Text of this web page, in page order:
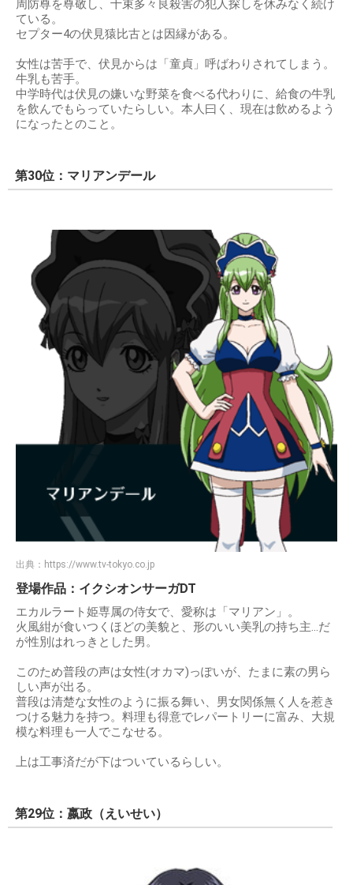
周防尊を尊敬し、十束多々良殺害の犯人探しを休みなく続け
ている。
セプター4の伏見猿比古とは因縁がある。
女性は苦手で、伏見からは「童貞」呼ばわりされてしまう。
牛乳も苦手。
中学時代は伏見の嫌いな野菜を食べる代わりに、給食の牛乳
を飲んでもらっていたらしい。本人曰く、現在は飲めるよう
になったとのこと。
第30位：マリアンデール
出典： https://www.tv-tokyo.co.jp
登場作品：イクシオンサーガDT
エカルラート姫専属の侍女で、愛称は「マリアン」。
火風紺が食いつくほどの美貌と、形のいい美乳の持ち主…だ
が性別はれっきとした男。
このため普段の声は女性(オカマ)っぽいが、たまに素の男ら
しい声が出る。
普段は清楚な女性のように振る舞い、男女関係無く人を惹き
つける魅力を持つ。料理も得意でレパートリーに富み、大規
模な料理も一人でこなせる。
上は工事済だが下はついているらしい。
第29位：嬴政（えいせい）